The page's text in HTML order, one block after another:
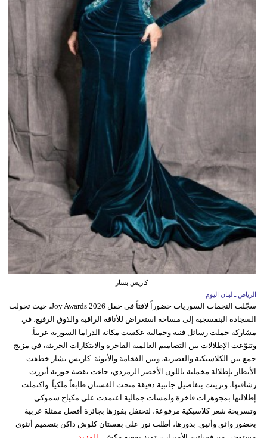
كاريس بشار
الرياض ـ لبنان اليوم
سجّلت النجمات السوريات حضوراً لافتاً في حفل Joy Awards 2026، حيث تحولت
السجادة البنفسجية إلى مساحة استعراض للأناقة الراقية والذوق الرفيع، في
مشاركة حملت رسائل فنية وجمالية عكست مكانة الدراما السورية عربياً.
وتنوّعت الإطلالات بين التصاميم العالمية الفاخرة والابتكارات الجريئة، في مزيج
جمع بين الكلاسيكية والعصرية، وبين الفخامة والأنوثة. كاريس بشار خطفت
الأنظار بإطلالة مخملية باللون الأخضر الزمردي، جاءت بقصة حورية أبرزت
رشاقتها، وتزينت بتفاصيل جانبية دقيقة منحت الفستان طابعاً ملكياً. واكتملت
إطلالتها بمجوهرات فاخرة ولمسات جمالية اعتمدت على مكياج سموكي
وتسريحة شعر كلاسيكية مرفوعة، لتحتفل بفوزها بجائزة أفضل ممثلة عربية
بحضور واثق وأنيق. بدورها، أطلت نور علي بفستان كلوش داكن بتصميم أنثوي